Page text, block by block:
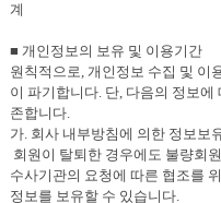
계
■ 개인정보의 보유 및 이용기간
원칙적으로, 개인정보 수집 및 이
이 파기합니다. 단, 다음의 정보
존합니다.
가. 회사 내부방침에 의한 정보보
회원이 탈퇴한 경우에도 불량회
수사기관의 요청에 따른 협조를
정보를 보유할 수 있습니다.